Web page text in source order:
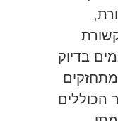
בדיוק
הכוללים